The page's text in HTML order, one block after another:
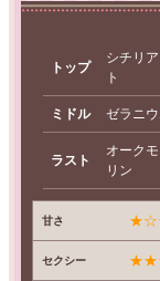
トップ
シチリ
ト
ミドル ゼラニ
ラスト
オーク
リン
甘さ
セクシー